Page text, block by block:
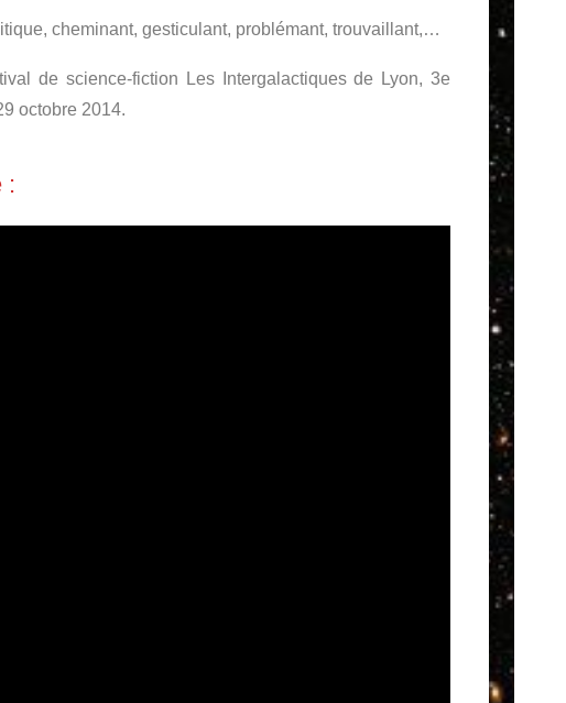
cheminant, gesticulant, problémant, trouvaillant,…
de science-fiction Les Intergalactiques de Lyon, 3e
octobre 2014.
: